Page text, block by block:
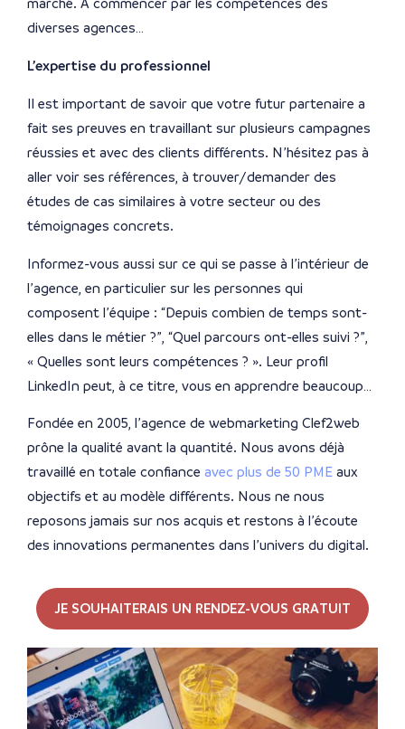
marché. À commencer par les compétences des
diverses agences…
L’expertise du professionnel
Il est important de savoir que votre futur partenaire a
fait ses preuves en travaillant sur plusieurs campagnes
réussies et avec des clients différents. N’hésitez pas à
aller voir ses références, à trouver/demander des
études de cas similaires à votre secteur ou des
témoignages concrets.
Informez-vous aussi sur ce qui se passe à l’intérieur de
l’agence, en particulier sur les personnes qui
composent l’équipe : “Depuis combien de temps sont-
elles dans le métier ?”, “Quel parcours ont-elles suivi ?”,
« Quelles sont leurs compétences ? ». Leur profil
LinkedIn peut, à ce titre, vous en apprendre beaucoup…
Fondée en 2005, l’agence de webmarketing Clef2web
prône la qualité avant la quantité. Nous avons déjà
travaillé en totale confiance avec plus de 50 PME aux
objectifs et au modèle différents. Nous ne nous
reposons jamais sur nos acquis et restons à l’écoute
des innovations permanentes dans l’univers du digital.
JE SOUHAITERAIS UN RENDEZ-VOUS GRATUIT